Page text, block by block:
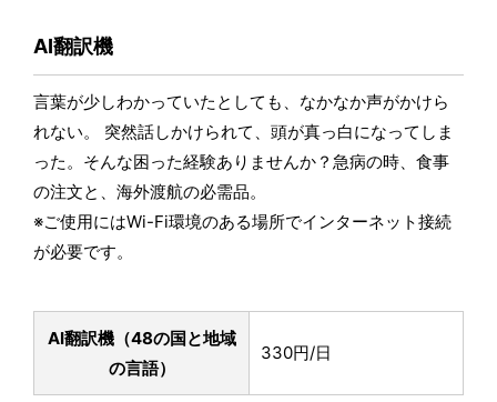
AI翻訳機
言葉が少しわかっていたとしても、なかなか声がかけら
れない。 突然話しかけられて、頭が真っ白になってしま
った。そんな困った経験ありませんか？急病の時、食事
の注文と、海外渡航の必需品。
※ご使用にはWi-Fi環境のある場所でインターネット接続
が必要です。
AI翻訳機（48の国と地域
の言語）
330円/日